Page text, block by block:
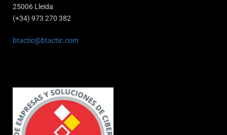
25006 Lleida
(+34) 973 270 382
btactic@btactic.com